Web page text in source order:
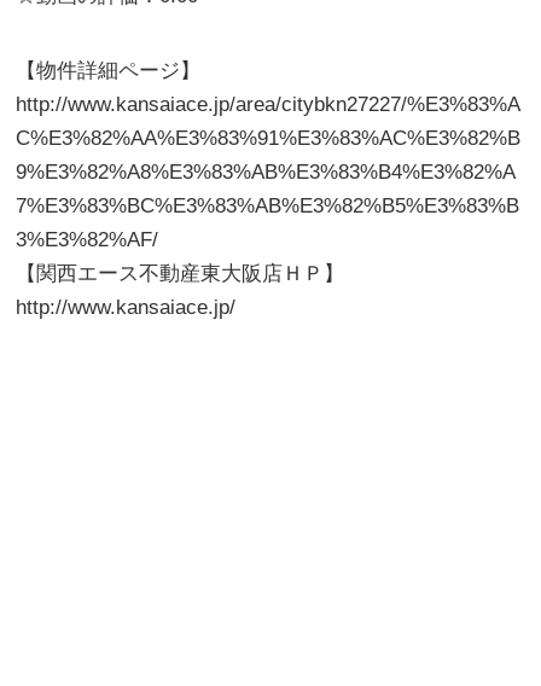
【物件詳細ページ】
http://www.kansaiace.jp/area/citybkn27227/%E3%83%A
C%E3%82%AA%E3%83%91%E3%83%AC%E3%82%B
9%E3%82%A8%E3%83%AB%E3%83%B4%E3%82%A
7%E3%83%BC%E3%83%AB%E3%82%B5%E3%83%B
3%E3%82%AF/
【関西エース不動産東大阪店ＨＰ】
http://www.kansaiace.jp/